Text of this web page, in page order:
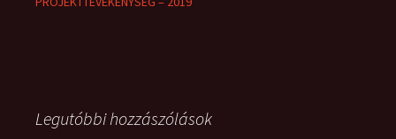
Legutóbbi hozzászólások